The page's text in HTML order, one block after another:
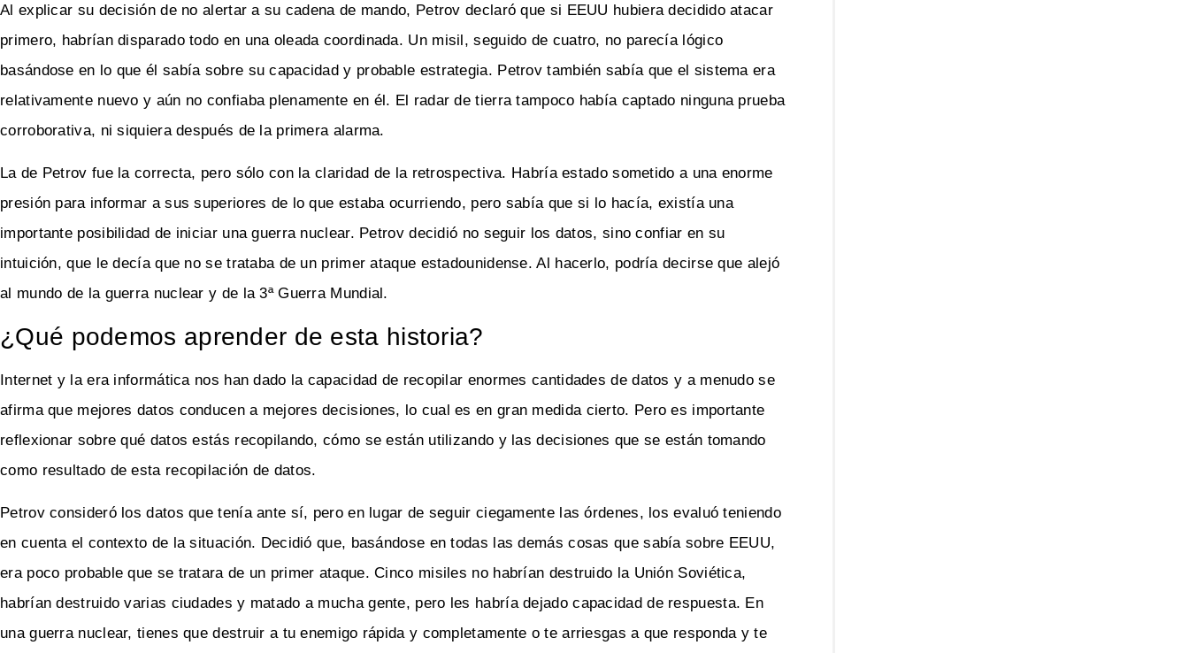
Al explicar su decisión de no alertar a su cadena de mando, Petrov declaró que si EEUU hubiera decidido atacar
primero, habrían disparado todo en una oleada coordinada. Un misil, seguido de cuatro, no parecía lógico
basándose en lo que él sabía sobre su capacidad y probable estrategia. Petrov también sabía que el sistema era
relativamente nuevo y aún no confiaba plenamente en él. El radar de tierra tampoco había captado ninguna prueba
corroborativa, ni siquiera después de la primera alarma.
La de Petrov fue la correcta, pero sólo con la claridad de la retrospectiva. Habría estado sometido a una enorme
presión para informar a sus superiores de lo que estaba ocurriendo, pero sabía que si lo hacía, existía una
importante posibilidad de iniciar una guerra nuclear. Petrov decidió no seguir los datos, sino confiar en su
intuición, que le decía que no se trataba de un primer ataque estadounidense. Al hacerlo, podría decirse que alejó
al mundo de la guerra nuclear y de la 3ª Guerra Mundial.
¿Qué podemos aprender de esta historia?
Internet y la era informática nos han dado la capacidad de recopilar enormes cantidades de datos y a menudo se
afirma que mejores datos conducen a mejores decisiones, lo cual es en gran medida cierto. Pero es importante
reflexionar sobre qué datos estás recopilando, cómo se están utilizando y las decisiones que se están tomando
como resultado de esta recopilación de datos.
Petrov consideró los datos que tenía ante sí, pero en lugar de seguir ciegamente las órdenes, los evaluó teniendo
en cuenta el contexto de la situación. Decidió que, basándose en todas las demás cosas que sabía sobre EEUU,
era poco probable que se tratara de un primer ataque. Cinco misiles no habrían destruido la Unión Soviética,
habrían destruido varias ciudades y matado a mucha gente, pero les habría dejado capacidad de respuesta. En
una guerra nuclear, tienes que destruir a tu enemigo rápida y completamente o te arriesgas a que responda y te